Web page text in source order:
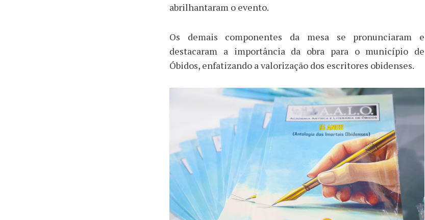
abrilhantaram o evento.
Os demais componentes da mesa se pronunciaram e
destacaram a importância da obra para o município de
Óbidos, enfatizando a valorização dos escritores obidenses.